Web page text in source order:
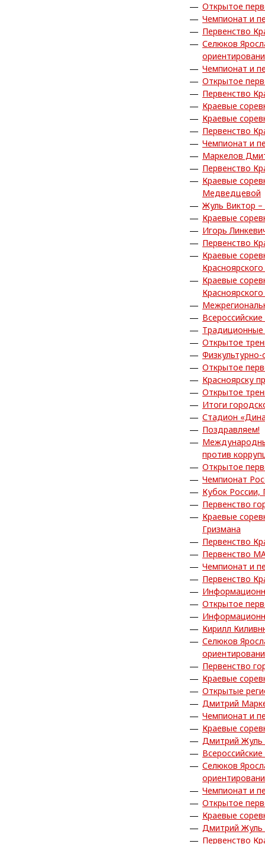
Открытое
Чемпионат и
Первенство
Селюков
Чемпионат и
Открытое
Первенство
Краевые
Краевые
Первенство
Чемпионат и
Маркелов
Первенство
Краевые
Медведцевой
Жуль Виктор –
Краевые
Игорь
Первенство
Краевые
Краевые
Открытое
Открытое
Красноярску
Открытое
Итоги
Стадион
Поздравляем!
против
Открытое
Чемпионат
Кубок России,
Первенство
Краевые
Гризмана
Первенство
Первенство
Чемпионат и
Первенство
Открытое
Кирилл
Селюков
Первенство
Краевые
Открытые
Дмитрий
Чемпионат и
Краевые
Дмитрий Жуль
Селюков
Чемпионат и
Открытое
Краевые
Дмитрий Жуль
Первенство